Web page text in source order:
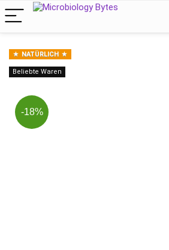
NATÜRLICH
Beliebte Waren
-18%